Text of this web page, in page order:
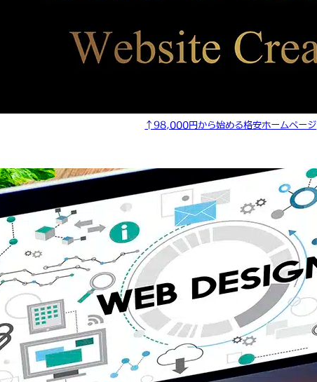
↑98,000円から始める格安ホームページ